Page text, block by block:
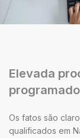
Elevada
Os fatos são
qualificados em